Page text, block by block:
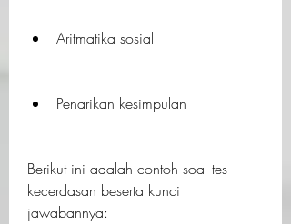
Aritmatika sosial
Penarikan kesimpulan
Berikut ini adalah contoh soal tes
kecerdasan beserta kunci
jawabannya: